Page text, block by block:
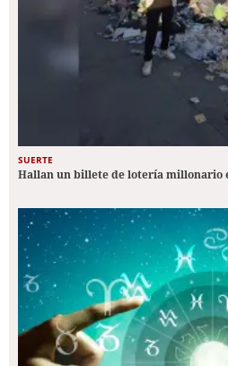
SUERTE
Hallan un billete de lotería millonario